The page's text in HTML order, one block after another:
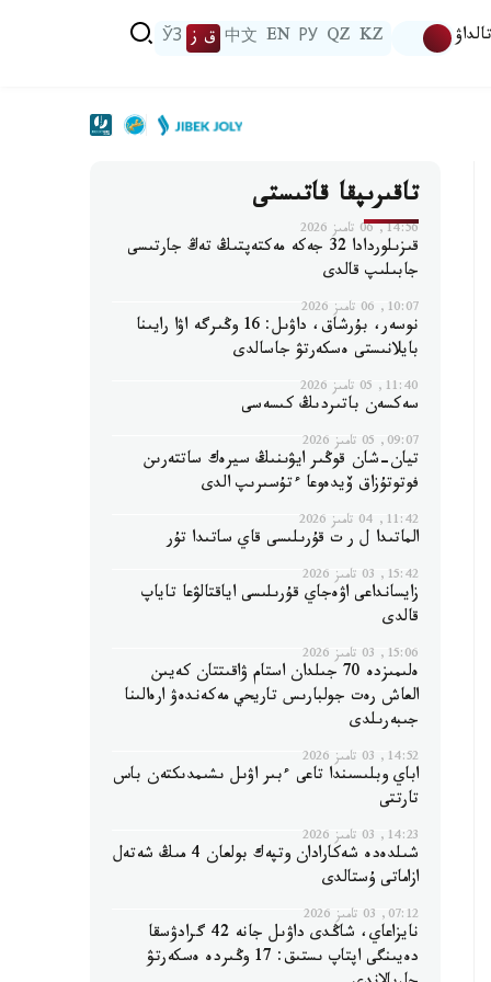
تالداۋ KZ
QZ
РУ
EN
中文 ق ز ЎЗ
تاقىرىپقا قاتىستى
14:56, 06 تامىز 2026
قىزىلوردادا 32 جەكە مەكتەپتىڭ تەڭ جارتىسى
جابىلىپ قالدى
10:07, 06 تامىز 2026
نوسەر، بۇرشاق، داۋىل: 16 وڭىرگە اۋا رايىنا
بايلانىستى ەسكەرتۋ جاسالدى
11:40, 05 تامىز 2026
سەكسەن باتىردىڭ كىسەسى
09:07, 05 تامىز 2026
تيان-شان قوڭىر ايۋىنىڭ سيرەك ساتتەرىن
فوتوتۇزاق ۆيدەوعا ءتۇسىرىپ الدى
11:42, 04 تامىز 2026
الماتىدا ل ر ت قۇرىلىسى قاي ساتىدا تۇر
15:42, 03 تامىز 2026
زايسانداعى اۋەجاي قۇرىلىسى اياقتالۋعا تاياپ
قالدى
15:06, 03 تامىز 2026
ەلىمىزدە 70 جىلدان استام ۋاقىتتان كەيىن
العاش رەت جولبارىس تاريحي مەكەندەۋ ارەالىنا
جىبەرىلدى
14:52, 03 تامىز 2026
اباي وبلىسىندا تاعى ءبىر اۋىل ىشىمدىكتەن باس
تارتتى
14:23, 03 تامىز 2026
شىلدەدە شەكارادان وتپەك بولعان 4 مىڭ شەتەل
ازاماتى ۇستالدى
07:12, 03 تامىز 2026
نايزاعاي، شاڭدى داۋىل جانە 42 گرادۋسقا
دەيىنگى اپتاپ ىستىق: 17 وڭىردە ەسكەرتۋ